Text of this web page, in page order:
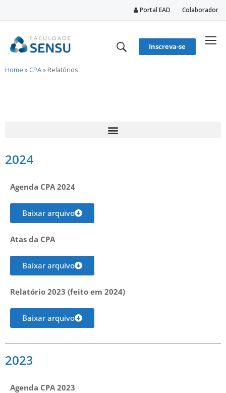
Portal EAD Colaborador
Inscreva-se
Home » CPA» Relatórios
2024
Agenda CPA 2024
Baixar arquivo
Atas da CPA
Baixar arquivo
Relatório 2023 (feito em 2024)
Baixar arquivo
2023
Agenda CPA 2023